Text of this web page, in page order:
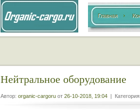
Главная
Нейтральное оборудование
Автор: organic-cargoru от 26-10-2018, 19:04 | Категория: